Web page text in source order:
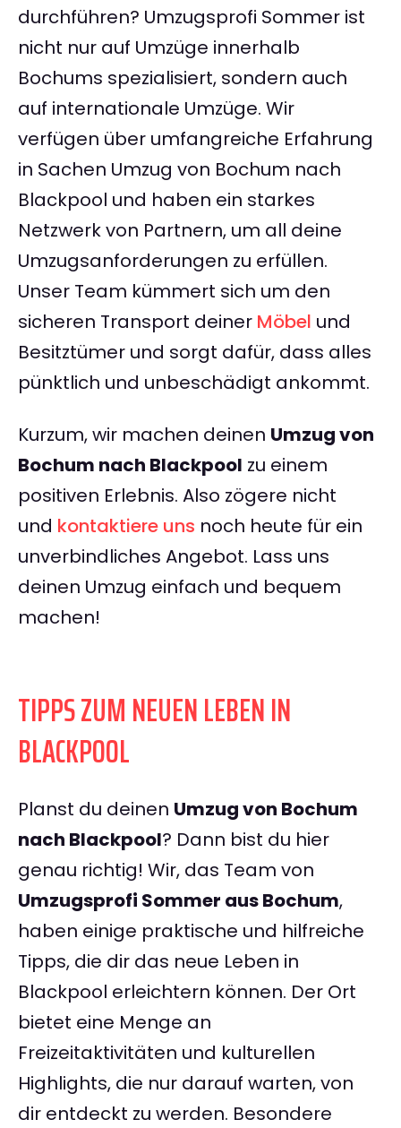
durchführen? Umzugsprofi Sommer ist
nicht nur auf Umzüge innerhalb
Bochums spezialisiert, sondern auch
auf internationale Umzüge. Wir
verfügen über umfangreiche Erfahrung
in Sachen Umzug von Bochum nach
Blackpool und haben ein starkes
Netzwerk von Partnern, um all deine
Umzugsanforderungen zu erfüllen.
Unser Team kümmert sich um den
sicheren Transport deiner Möbel und
Besitztümer und sorgt dafür, dass alles
pünktlich und unbeschädigt ankommt.
Kurzum, wir machen deinen Umzug von
Bochum nach Blackpool zu einem
positiven Erlebnis. Also zögere nicht
und kontaktiere uns noch heute für ein
unverbindliches Angebot. Lass uns
deinen Umzug einfach und bequem
machen!
TIPPS ZUM NEUEN LEBEN IN
BLACKPOOL
Planst du deinen Umzug von Bochum
nach Blackpool? Dann bist du hier
genau richtig! Wir, das Team von
Umzugsprofi Sommer aus Bochum,
haben einige praktische und hilfreiche
Tipps, die dir das neue Leben in
Blackpool erleichtern können. Der Ort
bietet eine Menge an
Freizeitaktivitäten und kulturellen
Highlights, die nur darauf warten, von
dir entdeckt zu werden. Besondere